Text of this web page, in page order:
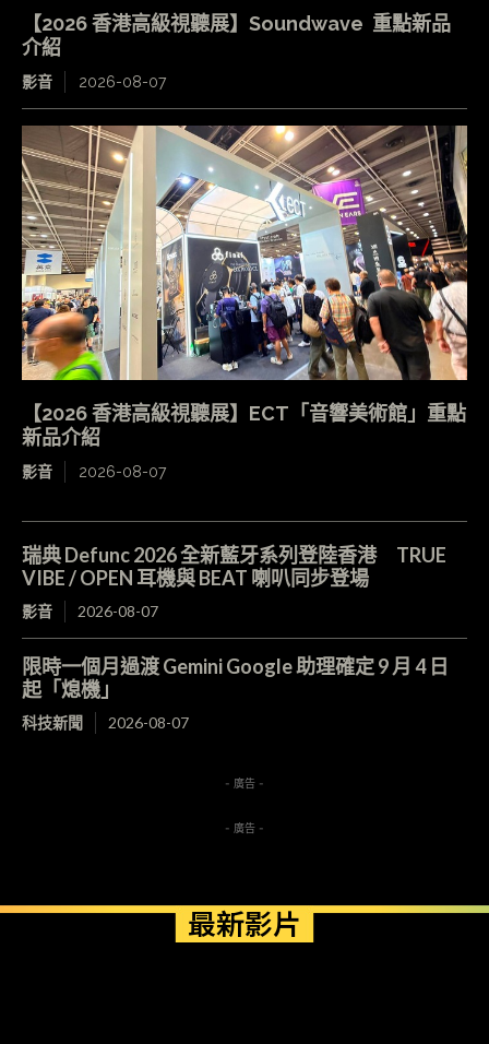
【2026 香港高級視聽展】Soundwave 重點新品
介紹
影音 2026-08-07
【2026 香港高級視聽展】ECT「音響美術館」重點
新品介紹
影音 2026-08-07
瑞典 Defunc 2026 全新藍牙系列登陸香港 TRUE
VIBE / OPEN 耳機與 BEAT 喇叭同步登場
影音 2026-08-07
限時一個月過渡 Gemini Google 助理確定 9 月 4 日
起「熄機」
科技新聞 2026-08-07
- 廣告 -
- 廣告 -
最新影片